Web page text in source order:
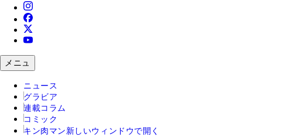
メニュ
ニュース
グラビア
連載コラム
コミック
キン肉マン 新しいウィンドウで開く